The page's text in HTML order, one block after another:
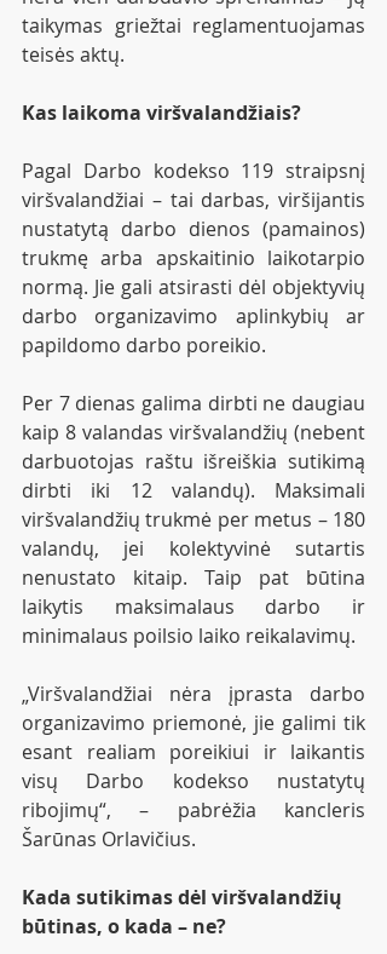
taikymas griežtai reglamentuojamas
teisės aktų.
Kas laikoma viršvalandžiais?
Pagal Darbo kodekso 119 straipsnį
viršvalandžiai – tai darbas, viršijantis
nustatytą darbo dienos (pamainos)
trukmę arba apskaitinio laikotarpio
normą. Jie gali atsirasti dėl objektyvių
darbo organizavimo aplinkybių ar
papildomo darbo poreikio.
Per 7 dienas galima dirbti ne daugiau
kaip 8 valandas viršvalandžių (nebent
darbuotojas raštu išreiškia sutikimą
dirbti iki 12 valandų). Maksimali
viršvalandžių trukmė per metus – 180
valandų, jei kolektyvinė sutartis
nenustato kitaip. Taip pat būtina
laikytis maksimalaus darbo ir
minimalaus poilsio laiko reikalavimų.
„Viršvalandžiai nėra įprasta darbo
organizavimo priemonė, jie galimi tik
esant realiam poreikiui ir laikantis
visų Darbo kodekso nustatytų
ribojimų“, – pabrėžia kancleris
Šarūnas Orlavičius.
Kada sutikimas dėl viršvalandžių
būtinas, o kada – ne?